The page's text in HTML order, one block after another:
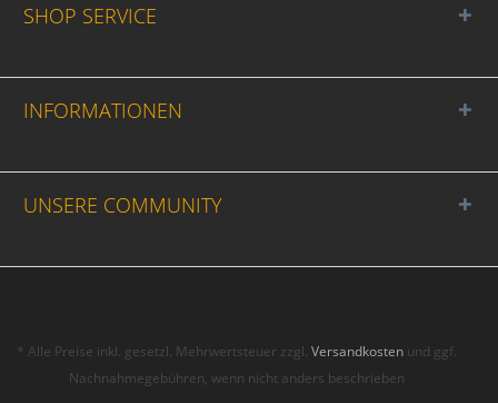
SHOP SERVICE
INFORMATIONEN
UNSERE COMMUNITY
* Alle Preise inkl. gesetzl. Mehrwertsteuer zzgl.Versandkosten und ggf.
Nachnahmegebühren, wenn nicht anders beschrieben